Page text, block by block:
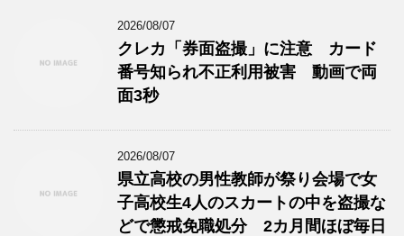
2026/08/07
クレカ「券面盗撮」に注意 カード
番号知られ不正利用被害 動画で両
面3秒
2026/08/07
県立高校の男性教師が祭り会場で女
子高校生4人のスカートの中を盗撮な
どで懲戒免職処分 2カ月間ほぼ毎日